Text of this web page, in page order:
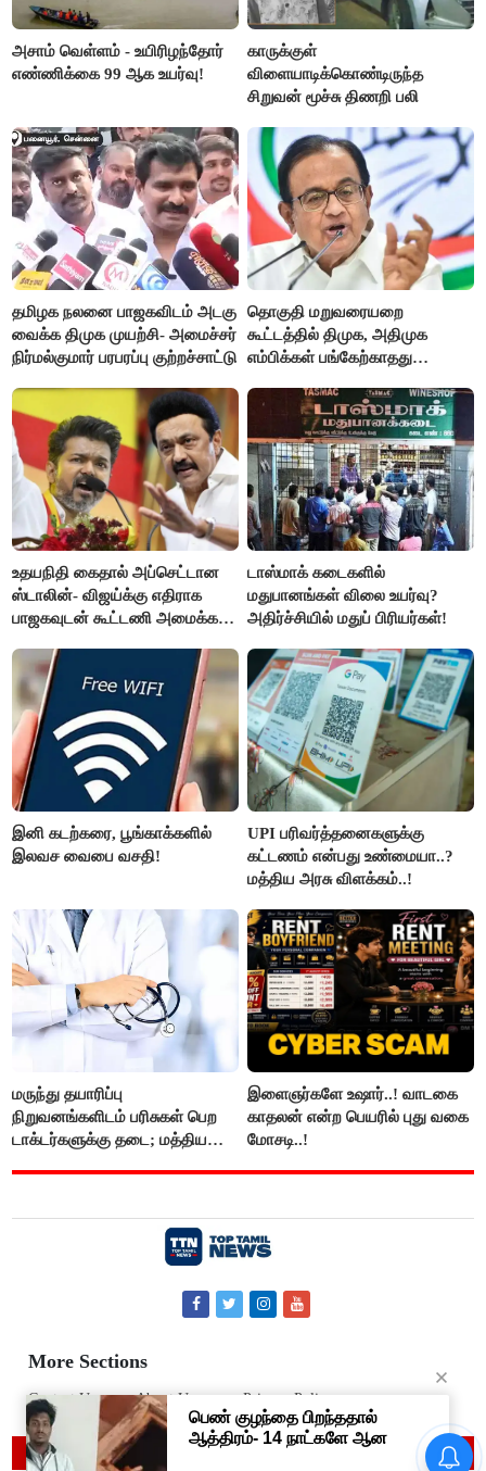
அசாம் வெள்ளம் - உயிரிழந்தோர்
எண்ணிக்கை 99 ஆக உயர்வு!
காருக்குள்
விளையாடிக்கொண்டிருந்த
சிறுவன் மூச்சு திணறி பலி
தமிழக நலனை பாஜகவிடம் அடகு
வைக்க திமுக முயற்சி- அமைச்சர்
நிர்மல்குமார் பரபரப்பு குற்றச்சாட்டு
தொகுதி மறுவரையறை
கூட்டத்தில் திமுக, அதிமுக
எம்பிக்கள் பங்கேற்காதது
உதயநிதி கைதால் அப்செட்டான
ஸ்டாலின்- விஜய்க்கு எதிராக
பாஜகவுடன் கூட்டணி அமைக்க
டாஸ்மாக் கடைகளில்
மதுபானங்கள் விலை உயர்வு?
அதிர்ச்சியில் மதுப் பிரியர்கள்!
இனி கடற்கரை, பூங்காக்களில்
இலவச வைபை வசதி!
UPI பரிவர்த்தனைகளுக்கு
கட்டணம் என்பது உண்மையா..?
மத்திய அரசு விளக்கம்..!
மருந்து தயாரிப்பு
நிறுவனங்களிடம் பரிசுகள் பெற
டாக்டர்களுக்கு தடை; மத்திய
இளைஞர்களே உஷார்..! வாடகை
காதலன் என்ற பெயரில் புது வகை
மோசடி..!
More Sections
Contact Us About Us Privacy Policy
© 2019 Top Tamil News
வருசநாடு வன கிராம மக்களை